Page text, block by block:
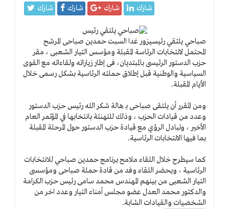
شارك شارك شارك شارك
صباحي يلتقي رئيسيزور غدا السبت حمدين صباحى المرشح
المحتمل لانتخابات الرئاسة المقبلة ومؤسس التيار الشعبى ، مقر
حزب الدستور الرئيسى بالمبتديان، فى إطار زياراته ولقاءاته مع القوى
السياسية والوطنية قبل إطلاق حملته الرئاسية بشكل رسمى خلال
الأيام المقبلة.
ومن المقرر أن يلتقى صباحى بـ هالة شكر الله رئيس حزب الدستور
وعدد من قيادات الحزب ، وذلك للتهنئة بانتخابها في المؤتمر العام
الأخير ، وتبادل الرؤي مع قيادة حزب الدستور حول المرحلة المقبلة
بما فيها الانتخابات الرئاسية.
كما سيطرح خلال اللقاء ملامح برنامج حمدين صباحي للانتخابات
الرئاسية ، ويحضر اللقاء وفد من قادة حملة صباحى ومؤسسى
التيار الشعبى من بينهم المهندس محمد سامى رئيس حزب الكرامة
والدكتور محمد العدل عضو مجلس أمناء التيار وعدد اخر من
الشخصيات والقيادات الشابة.